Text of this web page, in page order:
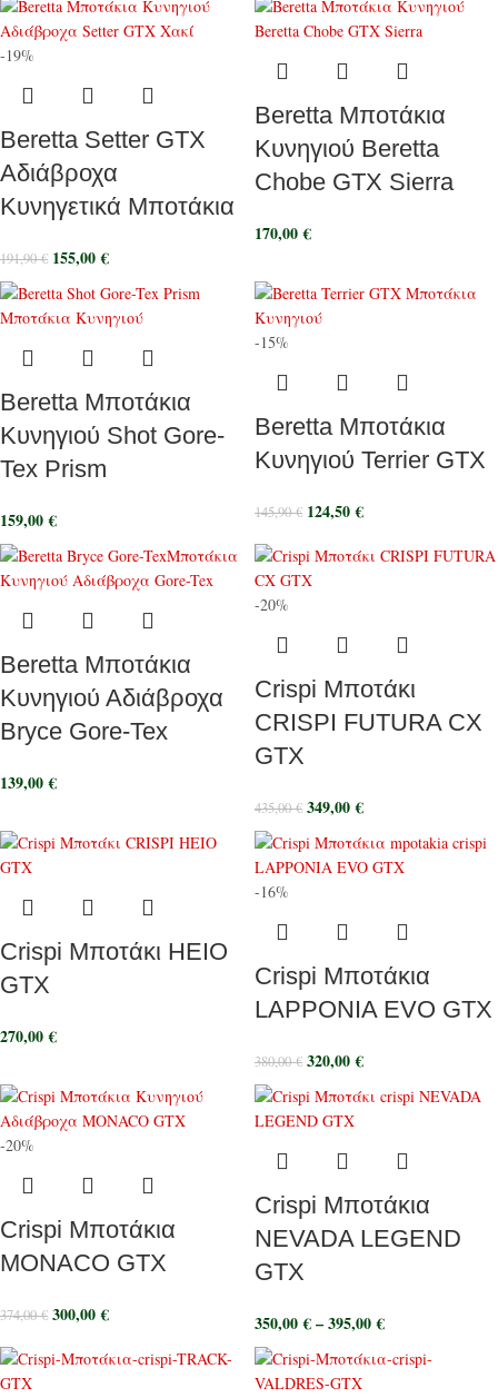
-19%
Beretta Setter GTX
Αδιάβροχα
Κυνηγετικά Μποτάκια
191,90€ 155,00€
Beretta Μποτάκια
Κυνηγιού Beretta
Chobe GTX Sierra
170,00€
Beretta Μποτάκια
Κυνηγιού Shot Gore-
Tex Prism
159,00€
-15%
Beretta Μποτάκια
Κυνηγιού Terrier GTX
145,90€ 124,50€
Beretta Μποτάκια
Κυνηγιού Αδιάβροχα
Bryce Gore-Tex
139,00€
-20%
Crispi Μποτάκι
CRISPI FUTURA CX
GTX
435,00€ 349,00€
Crispi Μποτάκι HEIO
GTX
270,00€
-16%
Crispi Μποτάκια
LAPPONIA EVO GTX
380,00€ 320,00€
-20%
Crispi Μποτάκια
MONACO GTX
374,00€ 300,00€
Crispi Μποτάκια
NEVADA LEGEND
GTX
350,00€–395,00€